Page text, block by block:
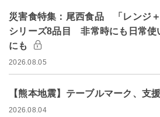
災害食特集：尾西食品 「レンジ＋
シリーズ8品目 非常時にも日常使
にも
2026.08.05
【熊本地震】テーブルマーク、支
2026.08.04